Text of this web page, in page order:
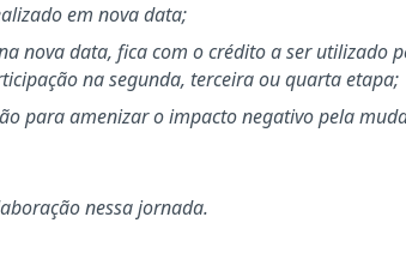
em nova data;
nova data, fica com o crédito a ser utilizado
na segunda, terceira ou quarta etapa;
para amenizar o impacto negativo pela
nessa jornada.